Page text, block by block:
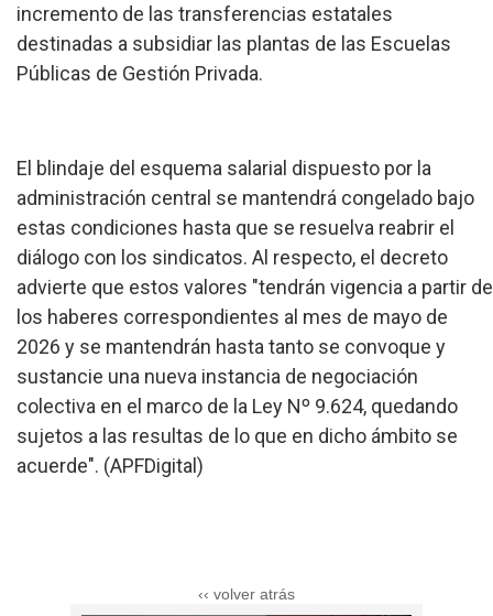
incremento de las transferencias estatales
destinadas a subsidiar las plantas de las Escuelas
Públicas de Gestión Privada.
El blindaje del esquema salarial dispuesto por la
administración central se mantendrá congelado bajo
estas condiciones hasta que se resuelva reabrir el
diálogo con los sindicatos. Al respecto, el decreto
advierte que estos valores "tendrán vigencia a partir de
los haberes correspondientes al mes de mayo de
2026 y se mantendrán hasta tanto se convoque y
sustancie una nueva instancia de negociación
colectiva en el marco de la Ley Nº 9.624, quedando
sujetos a las resultas de lo que en dicho ámbito se
acuerde". (APFDigital)
‹‹ volver atrás